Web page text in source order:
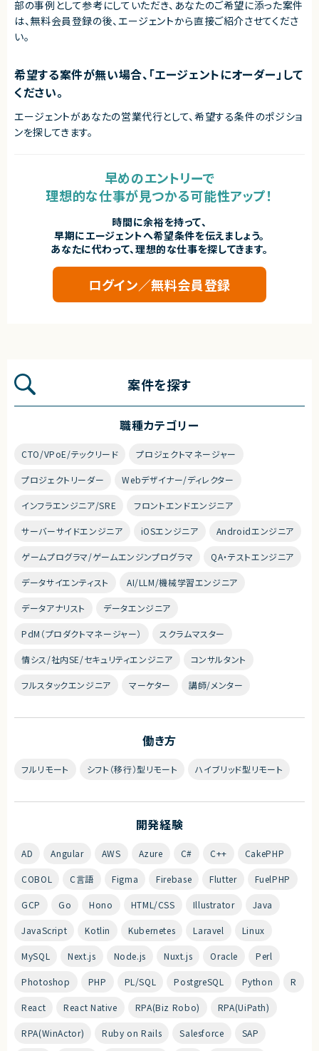
部の事例として参考にしていただき、 あなたのご希望に添った案件
は、無料会員登録の後、エージェントから直接ご紹介させてくださ
い。
希望する案件が無い場合、「エージェントにオーダー」して
ください。
エージェントがあなたの営業代行として、希望する条件のポジショ
ンを探してきます。
早めのエントリーで
理想的な仕事が見つかる可能性アップ！
時間に余裕を持って、
早期にエージェントへ希望条件を伝えましょう。
あなたに代わって、理想的な仕事を探してきます。
ログイン／無料会員登録
案件を探す
職種カテゴリー
CTO/VPoE/テックリード プロジェクトマネージャー
プロジェクトリーダー Webデザイナー/ディレクター
インフラエンジニア/SRE フロントエンドエンジニア
サーバーサイドエンジニア iOSエンジニア Androidエンジニア
ゲームプログラマ/ゲームエンジンプログラマ QA・テストエンジニア
データサイエンティスト AI/LLM/機械学習エンジニア
データアナリスト データエンジニア
PdM（プロダクトマネージャー） スクラムマスター
情シス/社内SE/セキュリティエンジニア コンサルタント
フルスタックエンジニア マーケター 講師/メンター
働き方
フルリモート シフト（移行）型リモート ハイブリッド型リモート
開発経験
AD Angular AWS Azure C# C++ CakePHP
COBOL C言語 Figma Firebase Flutter FuelPHP
GCP Go Hono HTML/CSS Illustrator Java
JavaScript Kotlin Kubernetes Laravel Linux
MySQL Next.js Node.js Nuxt.js Oracle Perl
Photoshop PHP PL/SQL PostgreSQL Python R
React React Native RPA(Biz Robo) RPA(UiPath)
RPA(WinActor) Ruby on Rails Salesforce SAP